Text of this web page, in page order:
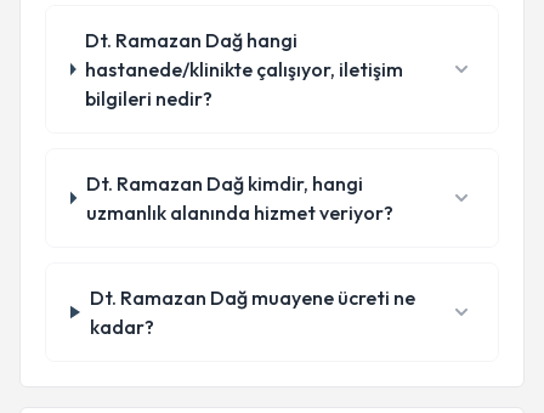
Dt. Ramazan Dağ hangi
hastanede/klinikte çalışıyor, iletişim
bilgileri nedir?
Dt. Ramazan Dağ kimdir, hangi
uzmanlık alanında hizmet veriyor?
Dt. Ramazan Dağ muayene ücreti ne
kadar?